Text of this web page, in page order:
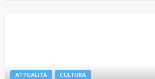
ATTUALITÀ CULTURA